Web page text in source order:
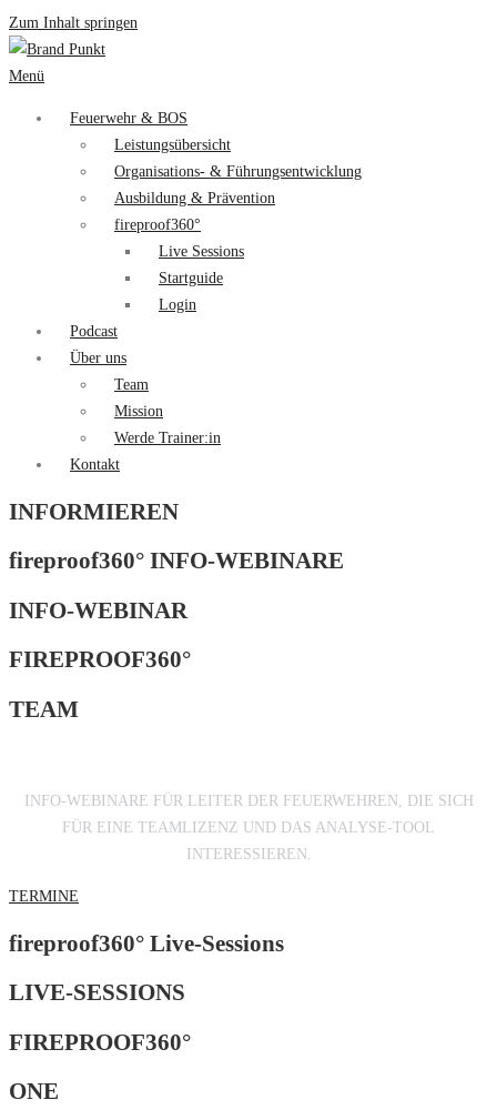
Zum Inhalt springen
Menü
Feuerwehr & BOS
Leistungsübersicht
Organisations- & Führungsentwicklung
Ausbildung & Prävention
fireproof360°
Live Sessions
Startguide
Login
Podcast
Über uns
Team
Mission
Werde Trainer:in
Kontakt
INFORMIEREN
fireproof360° INFO-WEBINARE
INFO-WEBINAR
FIREPROOF360°
TEAM
INFO-WEBINARE FÜR LEITER DER FEUERWEHREN, DIE SICH
FÜR EINE TEAMLIZENZ UND DAS ANALYSE-TOOL
INTERESSIEREN.
TERMINE
fireproof360° Live-Sessions
LIVE-SESSIONS
FIREPROOF360°
ONE